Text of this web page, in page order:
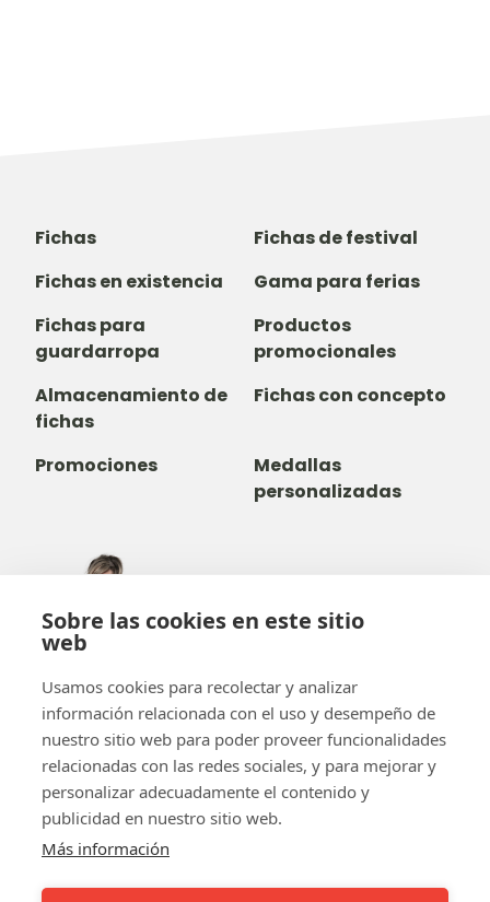
Sobre las cookies en este sitio
web
Usamos cookies para recolectar y analizar
información relacionada con el uso y desempeño de
nuestro sitio web para poder proveer funcionalidades
relacionadas con las redes sociales, y para mejorar y
personalizar adecuadamente el contenido y
publicidad en nuestro sitio web.
Más información
Fichas
Fichas de festival
Fichas en existencia
Gama para ferias
Fichas para
guardarropa
Productos
promocionales
Almacenamiento de
fichas
Fichas con concepto
Promociones
Medallas
personalizadas
800-842-9551 (LLAMADA GRATUITA)
Facebook
Instagram
YouTube
LinkedIn